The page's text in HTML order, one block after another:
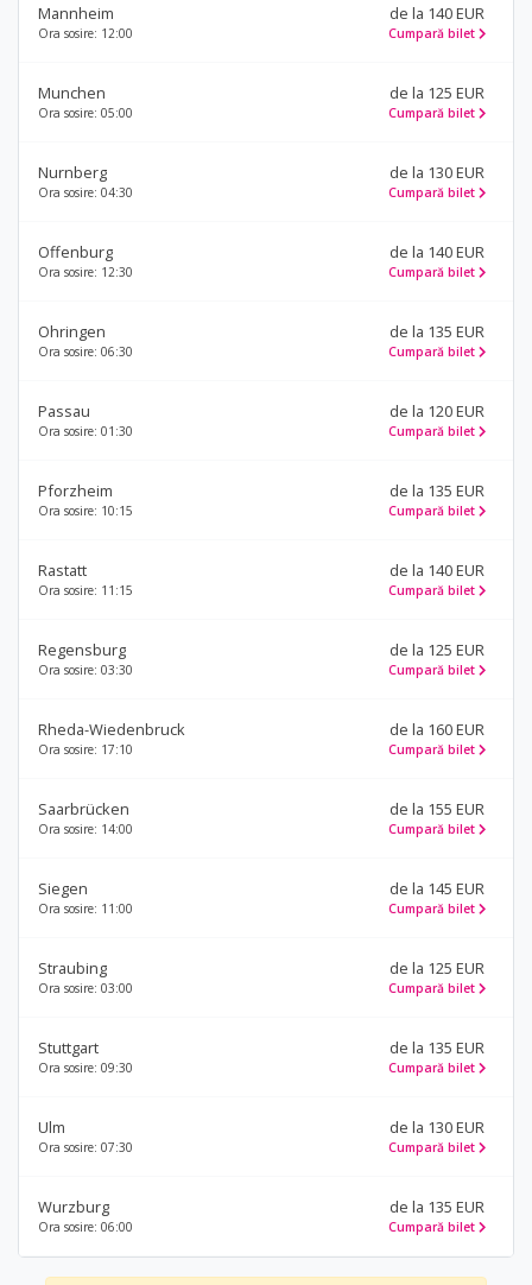
Mannheim
Ora sosire: 12:00
de la 140 EUR
Cumpară bilet
Munchen
Ora sosire: 05:00
de la 125 EUR
Cumpară bilet
Nurnberg
Ora sosire: 04:30
de la 130 EUR
Cumpară bilet
Offenburg
Ora sosire: 12:30
de la 140 EUR
Cumpară bilet
Ohringen
Ora sosire: 06:30
de la 135 EUR
Cumpară bilet
Passau
Ora sosire: 01:30
de la 120 EUR
Cumpară bilet
Pforzheim
Ora sosire: 10:15
de la 135 EUR
Cumpară bilet
Rastatt
Ora sosire: 11:15
de la 140 EUR
Cumpară bilet
Regensburg
Ora sosire: 03:30
de la 125 EUR
Cumpară bilet
Rheda-Wiedenbruck
Ora sosire: 17:10
de la 160 EUR
Cumpară bilet
Saarbrücken
Ora sosire: 14:00
de la 155 EUR
Cumpară bilet
Siegen
Ora sosire: 11:00
de la 145 EUR
Cumpară bilet
Straubing
Ora sosire: 03:00
de la 125 EUR
Cumpară bilet
Stuttgart
Ora sosire: 09:30
de la 135 EUR
Cumpară bilet
Ulm
Ora sosire: 07:30
de la 130 EUR
Cumpară bilet
Wurzburg
Ora sosire: 06:00
de la 135 EUR
Cumpară bilet